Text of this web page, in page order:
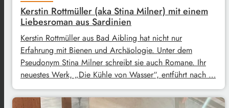
Kerstin Rottmüller (aka Stina Milner) mit einem
Liebesroman aus Sardinien
Kerstin Rottmüller aus Bad Aibling hat nicht nur
Erfahrung mit Bienen und Archäologie. Unter dem
Pseudonym Stina Milner schreibt sie auch Romane. Ihr
neuestes Werk, „Die Kühle von Wasser“, entführt nach …